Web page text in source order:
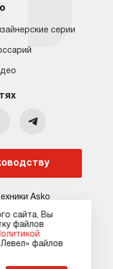
и рассрочка
сайта
серии
Asko
сайта, Вы
файлов
файлов